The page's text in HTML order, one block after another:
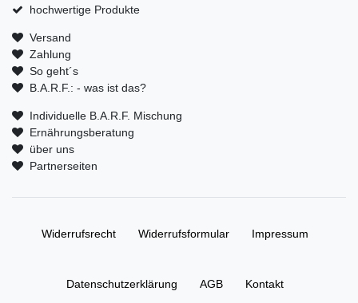
hochwertige Produkte
Versand
Zahlung
So geht´s
B.A.R.F.: - was ist das?
Individuelle B.A.R.F. Mischung
Ernährungsberatung
über uns
Partnerseiten
Widerrufs­recht Widerrufs­formular Impressum
Daten­schutz­erklärung AGB Kontakt